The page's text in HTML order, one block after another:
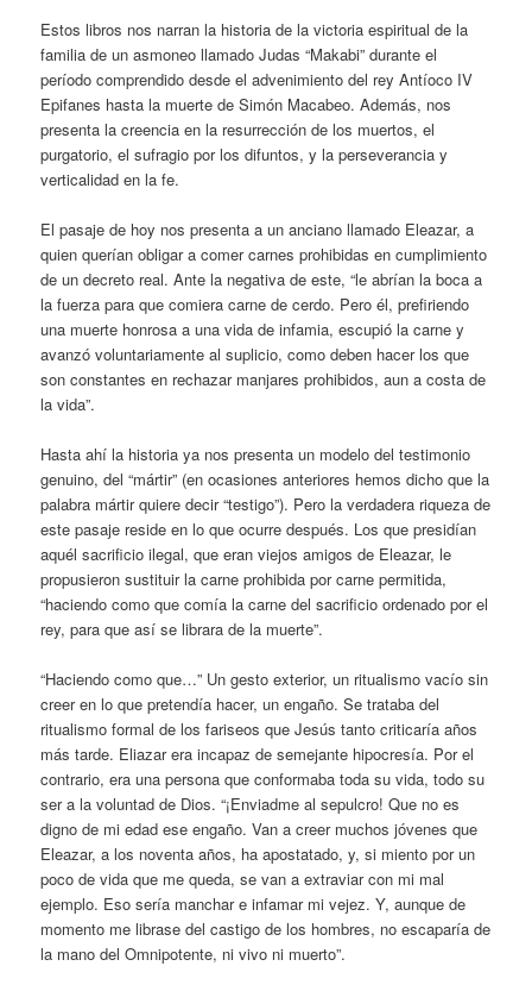
Estos libros nos narran la historia de la victoria espiritual de la
familia de un asmoneo llamado Judas “Makabi” durante el
período comprendido desde el advenimiento del rey Antíoco IV
Epifanes hasta la muerte de Simón Macabeo. Además, nos
presenta la creencia en la resurrección de los muertos, el
purgatorio, el sufragio por los difuntos, y la perseverancia y
verticalidad en la fe.
El pasaje de hoy nos presenta a un anciano llamado Eleazar, a
quien querían obligar a comer carnes prohibidas en cumplimiento
de un decreto real. Ante la negativa de este, “le abrían la boca a
la fuerza para que comiera carne de cerdo. Pero él, prefiriendo
una muerte honrosa a una vida de infamia, escupió la carne y
avanzó voluntariamente al suplicio, como deben hacer los que
son constantes en rechazar manjares prohibidos, aun a costa de
la vida”.
Hasta ahí la historia ya nos presenta un modelo del testimonio
genuino, del “mártir” (en ocasiones anteriores hemos dicho que la
palabra mártir quiere decir “testigo”). Pero la verdadera riqueza de
este pasaje reside en lo que ocurre después. Los que presidían
aquél sacrificio ilegal, que eran viejos amigos de Eleazar, le
propusieron sustituir la carne prohibida por carne permitida,
“haciendo como que comía la carne del sacrificio ordenado por el
rey, para que así se librara de la muerte”.
“Haciendo como que…” Un gesto exterior, un ritualismo vacío sin
creer en lo que pretendía hacer, un engaño. Se trataba del
ritualismo formal de los fariseos que Jesús tanto criticaría años
más tarde. Eliazar era incapaz de semejante hipocresía. Por el
contrario, era una persona que conformaba toda su vida, todo su
ser a la voluntad de Dios. “¡Enviadme al sepulcro! Que no es
digno de mi edad ese engaño. Van a creer muchos jóvenes que
Eleazar, a los noventa años, ha apostatado, y, si miento por un
poco de vida que me queda, se van a extraviar con mi mal
ejemplo. Eso sería manchar e infamar mi vejez. Y, aunque de
momento me librase del castigo de los hombres, no escaparía de
la mano del Omnipotente, ni vivo ni muerto”.